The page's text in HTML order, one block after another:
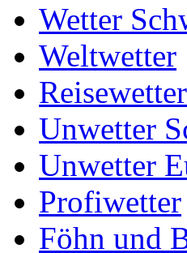
Wetter
Weltwetter
Reisewetter
Unwetter
Unwetter
Profiwetter
Föhn und